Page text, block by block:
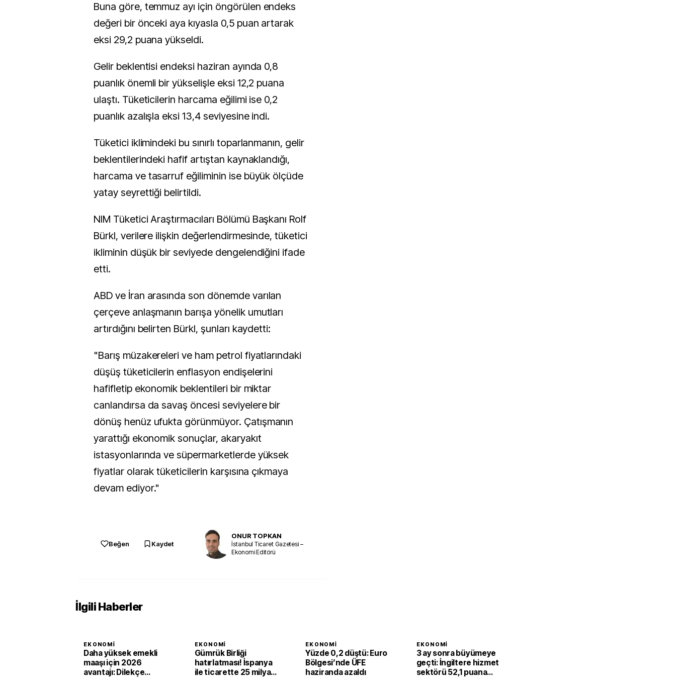
Buna göre, temmuz ayı için öngörülen endeks
değeri bir önceki aya kıyasla 0,5 puan artarak
eksi 29,2 puana yükseldi.
Gelir beklentisi endeksi haziran ayında 0,8
puanlık önemli bir yükselişle eksi 12,2 puana
ulaştı. Tüketicilerin harcama eğilimi ise 0,2
puanlık azalışla eksi 13,4 seviyesine indi.
Tüketici iklimindeki bu sınırlı toparlanmanın, gelir
beklentilerindeki hafif artıştan kaynaklandığı,
harcama ve tasarruf eğiliminin ise büyük ölçüde
yatay seyrettiği belirtildi.
NIM Tüketici Araştırmacıları Bölümü Başkanı Rolf
Bürkl, verilere ilişkin değerlendirmesinde, tüketici
ikliminin düşük bir seviyede dengelendiğini ifade
etti.
ABD ve İran arasında son dönemde varılan
çerçeve anlaşmanın barışa yönelik umutları
artırdığını belirten Bürkl, şunları kaydetti:
"Barış müzakereleri ve ham petrol fiyatlarındaki
düşüş tüketicilerin enflasyon endişelerini
hafifletip ekonomik beklentileri bir miktar
canlandırsa da savaş öncesi seviyelere bir
dönüş henüz ufukta görünmüyor. Çatışmanın
yarattığı ekonomik sonuçlar, akaryakıt
istasyonlarında ve süpermarketlerde yüksek
fiyatlar olarak tüketicilerin karşısına çıkmaya
devam ediyor."
Beğen Kaydet
ONUR TOPKAN
İstanbul Ticaret Gazetesi –
Ekonomi Editörü
İlgili Haberler
EKONOMI
Daha yüksek emekli
maaşı için 2026
avantajı: Dilekçe
EKONOMI
Gümrük Birliği
hatırlatması! İspanya
ile ticarette 25 milyar
EKONOMI
Yüzde 0,2 düştü: Euro
Bölgesi’nde ÜFE
haziranda azaldı
EKONOMI
3 ay sonra büyümeye
geçti: İngiltere hizmet
sektörü 52,1 puana